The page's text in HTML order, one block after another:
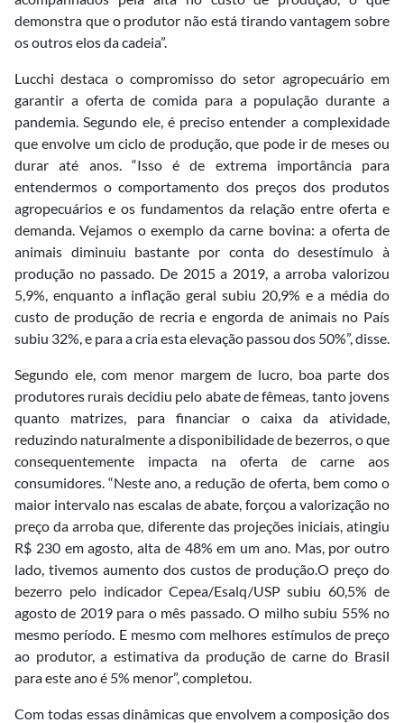
demonstra que o produtor não está tirando vantagem sobre
os outros elos da cadeia”.
Lucchi destaca o compromisso do setor agropecuário em
garantir a oferta de comida para a população durante a
pandemia. Segundo ele, é preciso entender a complexidade
que envolve um ciclo de produção, que pode ir de meses ou
durar até anos. “Isso é de extrema importância para
entendermos o comportamento dos preços dos produtos
agropecuários e os fundamentos da relação entre oferta e
demanda. Vejamos o exemplo da carne bovina: a oferta de
animais diminuiu bastante por conta do desestímulo à
produção no passado. De 2015 a 2019, a arroba valorizou
5,9%, enquanto a inflação geral subiu 20,9% e a média do
custo de produção de recria e engorda de animais no País
subiu 32%, e para a cria esta elevação passou dos 50%”, disse.
Segundo ele, com menor margem de lucro, boa parte dos
produtores rurais decidiu pelo abate de fêmeas, tanto jovens
quanto matrizes, para financiar o caixa da atividade,
reduzindo naturalmente a disponibilidade de bezerros, o que
consequentemente impacta na oferta de carne aos
consumidores. “Neste ano, a redução de oferta, bem como o
maior intervalo nas escalas de abate, forçou a valorização no
preço da arroba que, diferente das projeções iniciais, atingiu
R$ 230 em agosto, alta de 48% em um ano. Mas, por outro
lado, tivemos aumento dos custos de produção.O preço do
bezerro pelo indicador Cepea/Esalq/USP subiu 60,5% de
agosto de 2019 para o mês passado. O milho subiu 55% no
mesmo período. E mesmo com melhores estímulos de preço
ao produtor, a estimativa da produção de carne do Brasil
para este ano é 5% menor”, completou.
Com todas essas dinâmicas que envolvem a composição dos